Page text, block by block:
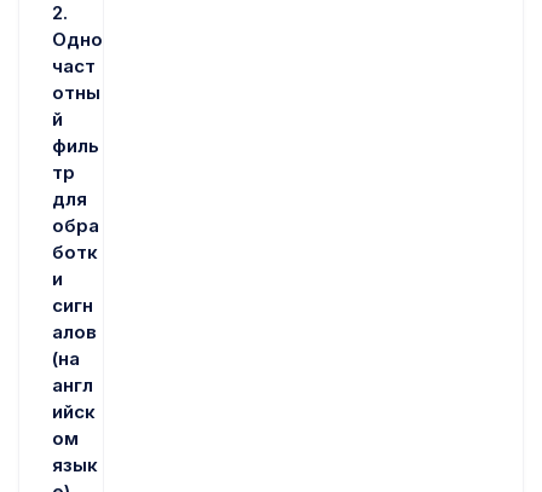
2.
Одно
част
отны
й
филь
тр
для
обра
ботк
и
сигн
алов
(на
англ
ийск
ом
язык